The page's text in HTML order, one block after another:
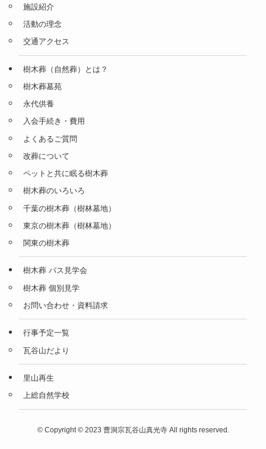
施設紹介
活動の理念
交通アクセス
樹木葬（自然葬）とは？
樹木葬墓苑
永代供養
入会手続き・費用
よくあるご質問
改葬について
ペットと共に眠る樹木葬
樹木葬のいろいろ
千葉の樹木葬（樹林墓地）
東京の樹木葬（樹林墓地）
関東の樹木葬
樹木葬 バス見学会
樹木葬 個別見学
お問い合わせ・資料請求
行事予定一覧
瓦谷山だより
里山再生
上総自然学校
©Copyright © 2023 曹洞宗瓦谷山真光寺 All rights reserved.